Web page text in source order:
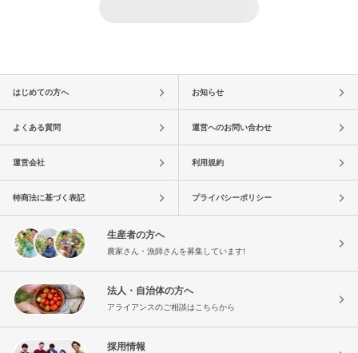
はじめての方へ お知らせ
よくある質問 運営へのお問い合わせ
運営会社 利用規約
特商法に基づく表記 プライバシーポリシー
生産者の方へ
農家さん・漁師さんを募集しています!
法人・自治体の方へ
アライアンスのご相談はこちらから
採用情報